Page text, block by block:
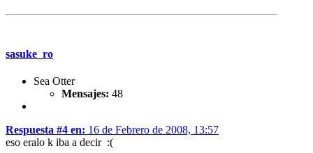
sasuke_ro
Sea Otter
Mensajes: 48
Respuesta #4 en: 16 de Febrero de 2008, 13:57
eso eralo k iba a decir :(